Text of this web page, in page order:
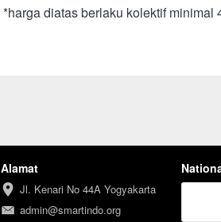
*harga diatas berlaku kolektif minimal
Alamat
Jl. Kenari No 44A Yogyakarta
admin@smartindo.org